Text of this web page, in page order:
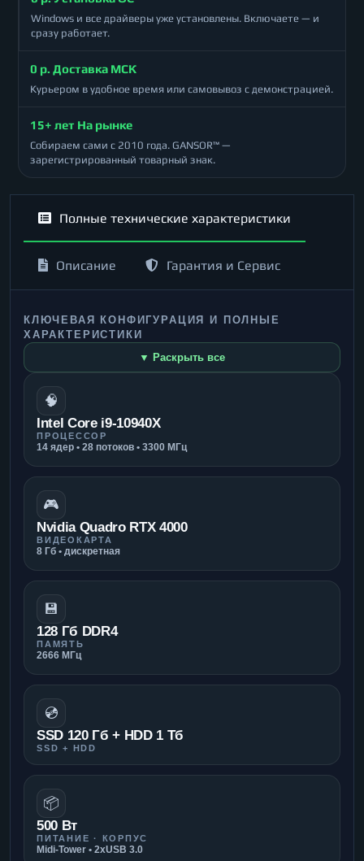
Windows и все драйверы уже установлены. Включаете — и
сразу работает.
0 р. Доставка МСК
Курьером в удобное время или самовывоз с демонстрацией.
15+ лет На рынке
Собираем сами с 2010 года. GANSOR™ —
зарегистрированный товарный знак.
Полные технические характеристики
Описание Гарантия и Сервис
КЛЮЧЕВАЯ КОНФИГУРАЦИЯ И ПОЛНЫЕ
ХАРАКТЕРИСТИКИ
▼ Раскрыть все
🧠
Intel Core i9-10940X
ПРОЦЕССОР
14 ядер • 28 потоков • 3300 МГц
🎮
Nvidia Quadro RTX 4000
ВИДЕОКАРТА
8 Гб • дискретная
💾
128 Гб DDR4
ПАМЯТЬ
2666 МГц
💿
SSD 120 Гб + HDD 1 Тб
SSD + HDD
📦
500 Вт
ПИТАНИЕ · КОРПУС
Midi-Tower • 2xUSB 3.0